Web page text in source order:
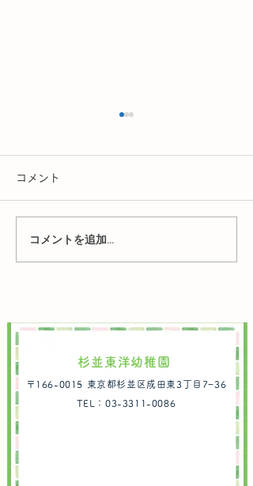
R8年度 2歳児クラス途中
コメント
コメントを追加…
杉並東洋幼稚園
〒166-0015 東京都杉並区成田東3丁目7−36
TEL：03-3311-0086